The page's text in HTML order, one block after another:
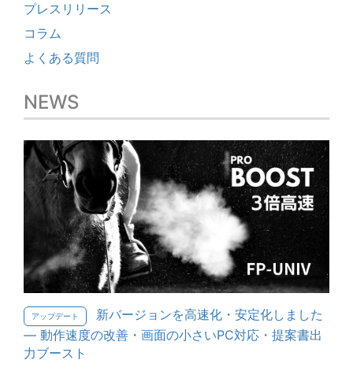
プレスリリース
コラム
よくある質問
NEWS
アップデート
新バージョンを高速化・安定化しました
— 動作速度の改善・画面の小さいPC対応・提案書出
力ブースト